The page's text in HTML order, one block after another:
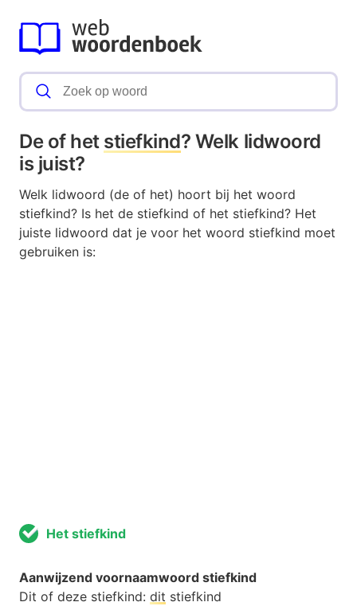
De of het stiefkind? Welk lidwoord
is juist?
Welk lidwoord (de of het) hoort bij het woord
stiefkind? Is het de stiefkind of het stiefkind? Het
juiste lidwoord dat je voor het woord stiefkind moet
gebruiken is:
Het stiefkind
Aanwijzend voornaamwoord stiefkind
Dit of deze stiefkind: dit stiefkind